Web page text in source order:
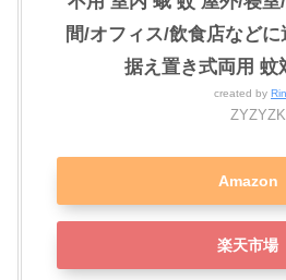
間/オフィス/飲食店など
据え置き式両用 蚊
created by
ZYZYZK
Amazon
楽天市場